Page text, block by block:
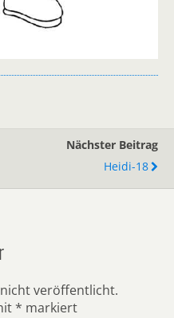
Nächster Beitrag
Heidi-18
veröffentlicht.
* markiert